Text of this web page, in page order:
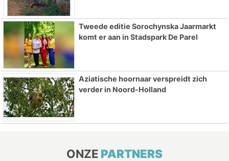
Tweede editie Sorochynska Jaarmarkt
komt er aan in Stadspark De Parel
Aziatische hoornaar verspreidt zich
verder in Noord-Holland
ONZE PARTNERS